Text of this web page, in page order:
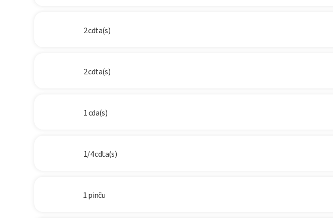
2 cdta(s)
2 cdta(s)
1 cda(s)
1/4 cdta(s)
1 pinĉu